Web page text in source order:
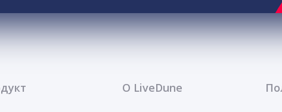
О LiveDune